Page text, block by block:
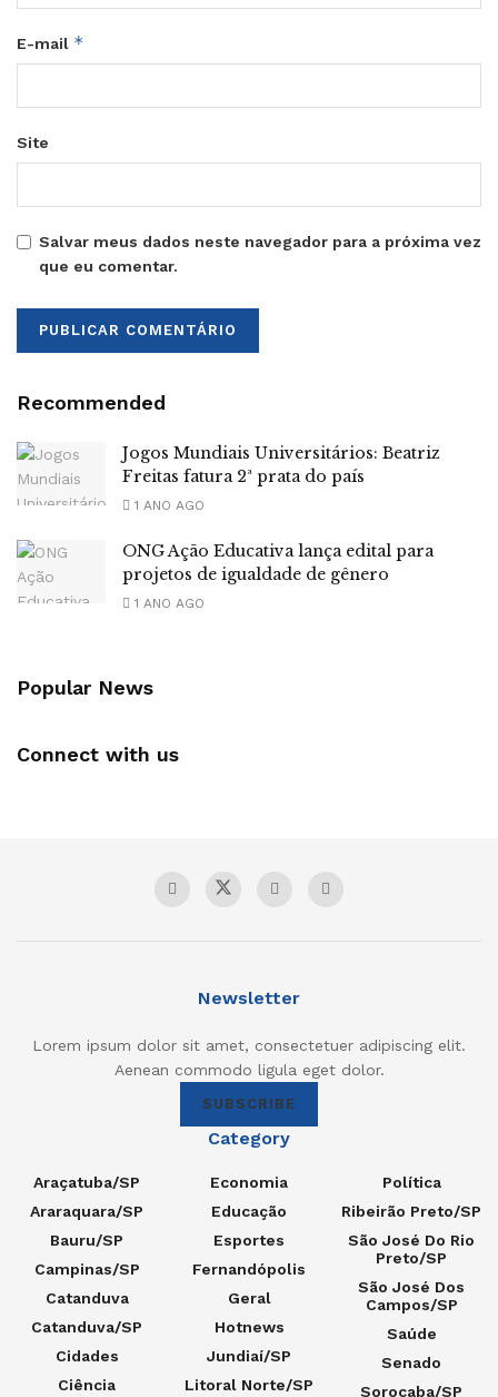
E-mail *
Site
Salvar meus dados neste navegador para a próxima vez
que eu comentar.
Recommended
Jogos Mundiais Universitários: Beatriz
Freitas fatura 2ª prata do país
1 ANO AGO
ONG Ação Educativa lança edital para
projetos de igualdade de gênero
1 ANO AGO
Popular News
Connect with us
Newsletter
Lorem ipsum dolor sit amet, consectetuer adipiscing elit.
Aenean commodo ligula eget dolor.
SUBSCRIBE
Category
Araçatuba/SP
Araraquara/SP
Bauru/SP
Campinas/SP
Catanduva
Catanduva/SP
Cidades
Ciência
Economia
Educação
Esportes
Fernandópolis
Geral
Hotnews
Jundiaí/SP
Litoral Norte/SP
Política
Ribeirão Preto/SP
São José Do Rio
Preto/SP
São José Dos
Campos/SP
Saúde
Senado
Sorocaba/SP